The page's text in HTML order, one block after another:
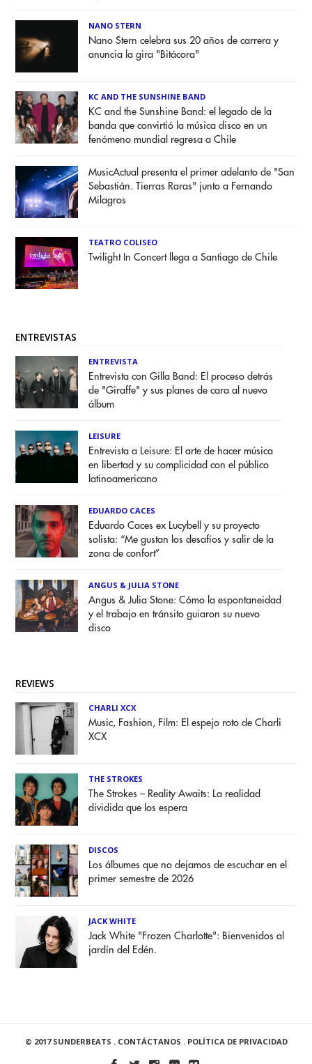
NANO STERN
Nano Stern celebra sus 20 años de carrera y
anuncia la gira "Bitácora"
KC AND THE SUNSHINE BAND
KC and the Sunshine Band: el legado de la
banda que convirtió la música disco en un
fenómeno mundial regresa a Chile
MusicActual presenta el primer adelanto de "San
Sebastián. Tierras Raras" junto a Fernando
Milagros
TEATRO COLISEO
Twilight In Concert llega a Santiago de Chile
ENTREVISTAS
ENTREVISTA
Entrevista con Gilla Band: El proceso detrás
de "Giraffe" y sus planes de cara al nuevo
álbum
LEISURE
Entrevista a Leisure: El arte de hacer música
en libertad y su complicidad con el público
latinoamericano
EDUARDO CACES
Eduardo Caces ex Lucybell y su proyecto
solista: “Me gustan los desafíos y salir de la
zona de confort”
ANGUS & JULIA STONE
Angus & Julia Stone: Cómo la espontaneidad
y el trabajo en tránsito guiaron su nuevo
disco
REVIEWS
CHARLI XCX
Music, Fashion, Film: El espejo roto de Charli
XCX
THE STROKES
The Strokes – Reality Awaits: La realidad
dividida que los espera
DISCOS
Los álbumes que no dejamos de escuchar en el
primer semestre de 2026
JACK WHITE
Jack White "Frozen Charlotte": Bienvenidos al
jardín del Edén.
© 2017 SUNDERBEATS . CONTÁCTANOS . POLÍTICA DE PRIVACIDAD